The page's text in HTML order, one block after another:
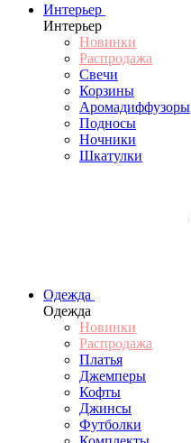
Интерьер
Интерьер
Новинки
Распродажа
Свечи
Корзины
Аромадиффузоры
Подносы
Ночники
Шкатулки
Одежда
Одежда
Новинки
Распродажа
Платья
Джемперы
Кофты
Джинсы
Футболки